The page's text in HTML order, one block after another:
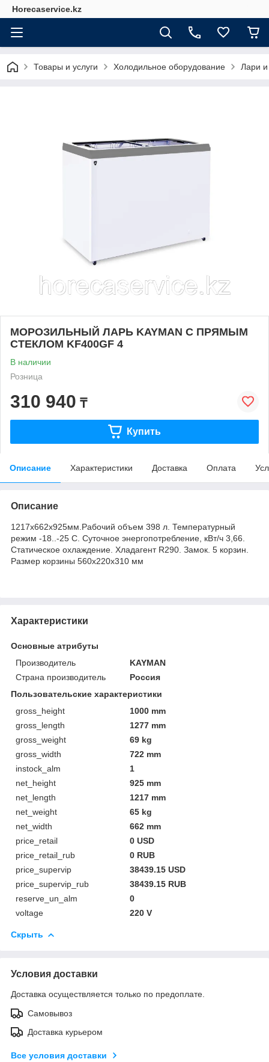
Horecaservice.kz
Товары и услуги Холодильное оборудование Лари
МОРОЗИЛЬНЫЙ ЛАРЬ KAYMAN С ПРЯМЫМ
СТЕКЛОМ KF400GF 4
В наличии
Розница
310 940 ₸
Купить
Описание Характеристики Доставка Оплата
Описание
1217х662х925мм.Рабочий объем 398 л. Температурный
режим -18..-25 С. Суточное энергопотребление, кВт/ч 3,66.
Статическое охлаждение. Хладагент R290. Замок. 5 корзин.
Размер корзины 560х220х310 мм
Характеристики
Основные атрибуты
Производитель
KAYMAN
Страна производитель
Россия
Пользовательские характеристики
gross_height
1000 mm
gross_length
1277 mm
gross_weight
69 kg
gross_width
722 mm
instock_alm
1
net_height
925 mm
net_length
1217 mm
net_weight
65 kg
net_width
662 mm
price_retail
0 USD
price_retail_rub
0 RUB
price_supervip
38439.15 USD
price_supervip_rub
38439.15 RUB
reserve_un_alm
0
voltage
220 V
Скрыть
Условия доставки
Доставка осуществляется только по предоплате.
Самовывоз
Доставка курьером
Все условия доставки